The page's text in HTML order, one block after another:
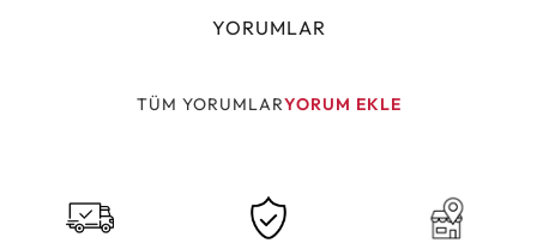
YORUMLAR
TÜM YORUMLARYORUM EKLE